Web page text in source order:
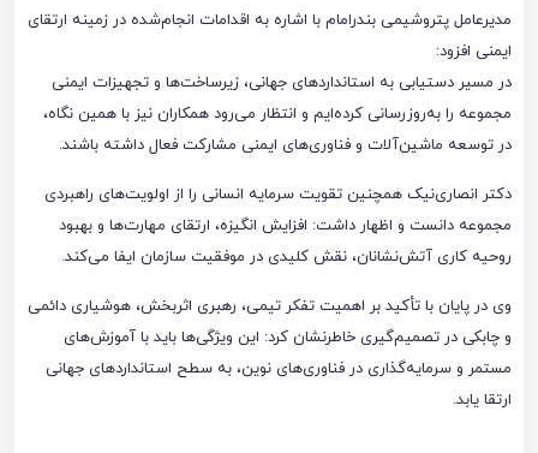
مدیرعامل پتروشیمی بندرامام با اشاره به اقدامات انجام‌شده در زمینه ارتقای
ایمنی افزود:
در مسیر دستیابی به استانداردهای جهانی، زیرساخت‌ها و تجهیزات ایمنی
مجموعه را به‌روزرسانی کرده‌ایم و انتظار می‌رود همکاران نیز با همین نگاه،
در توسعه ماشین‌آلات و فناوری‌های ایمنی مشارکت فعال داشته باشند.
دکتر انصاری‌نیک همچنین تقویت سرمایه انسانی را از اولویت‌های راهبردی
مجموعه دانست و اظهار داشت: افزایش انگیزه، ارتقای مهارت‌ها و بهبود
روحیه کاری آتش‌نشانان، نقش کلیدی در موفقیت سازمان ایفا می‌کند.
وی در پایان با تأکید بر اهمیت تفکر تیمی، رهبری اثربخش، هوشیاری دائمی
و چابکی در تصمیم‌گیری خاطرنشان کرد: این ویژگی‌ها باید با آموزش‌های
مستمر و سرمایه‌گذاری در فناوری‌های نوین، به سطح استانداردهای جهانی
ارتقا یابد.